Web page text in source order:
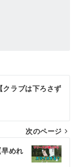
クラブは下ろさず
次のページ
めれ